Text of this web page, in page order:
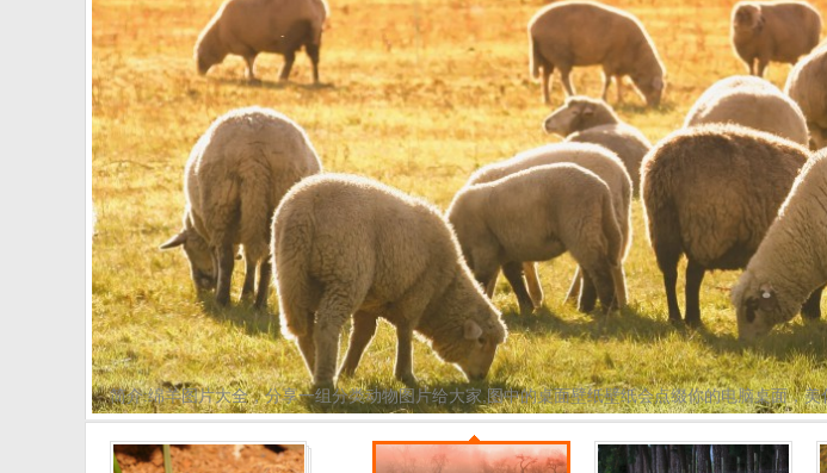
简介:绵羊图片大全，分享一组分类动物图片给大家,图中的桌面壁纸壁纸会点缀你的电脑桌面，美